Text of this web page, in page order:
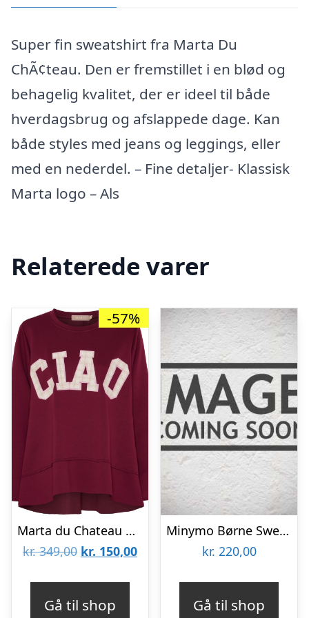
Super fin sweatshirt fra Marta Du
ChÃ¢teau. Den er fremstillet i en blød og
behagelig kvalitet, der er ideel til både
hverdagsbrug og afslappede dage. Kan
både styles med jeans og leggings, eller
med en nederdel. – Fine detaljer- Klassisk
Marta logo – Als
Relaterede varer
-57%
Marta du Chateau dame sweatshirt MdcCharline 85783 – Wine
kr.349,00 Den
kr. 150,00Den
Gå til shop
Minymo Børne Sweatsæt – Dark Gray melange – 128
kr. 220,00
Gå til shop